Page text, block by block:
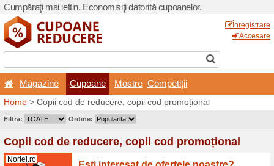
Cumpăraţi mai ieftin.